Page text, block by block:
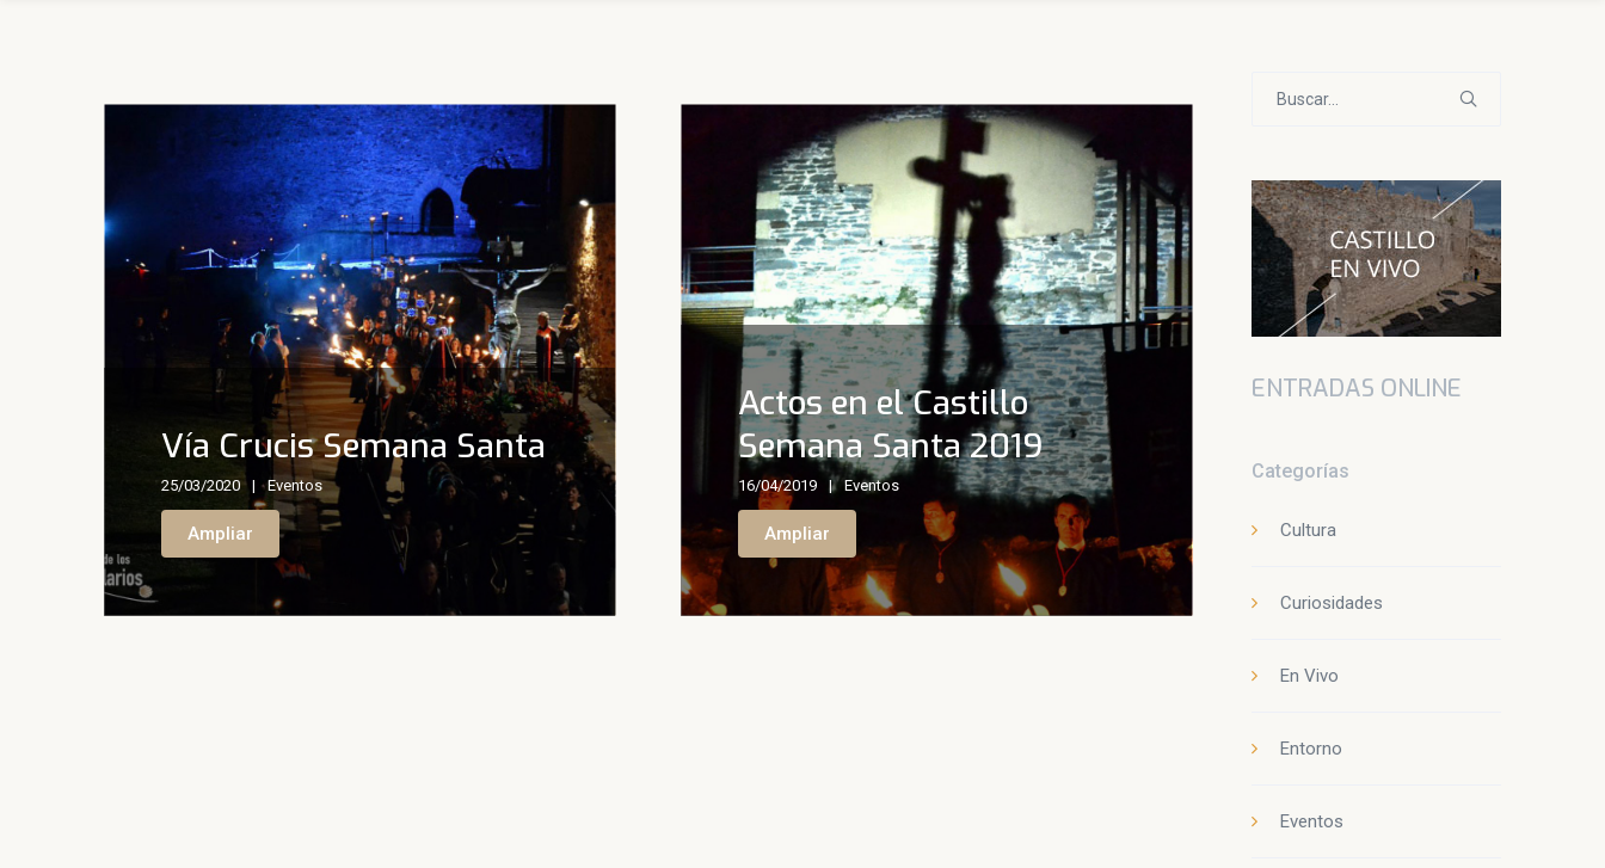
Vía Crucis Semana Santa
25/03/2020 Eventos
Ampliar
Actos en el Castillo
Semana Santa 2019
16/04/2019 Eventos
Ampliar
ENTRADAS ONLINE
Categorías
Cultura
Curiosidades
En Vivo
Entorno
Eventos